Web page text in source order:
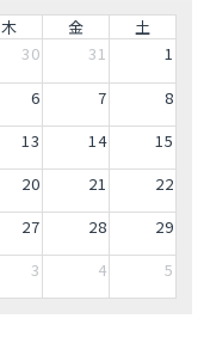
木 金
土
30 31
1
6 7
8
13 14
15
20 21
22
27 28
29
3 4 5